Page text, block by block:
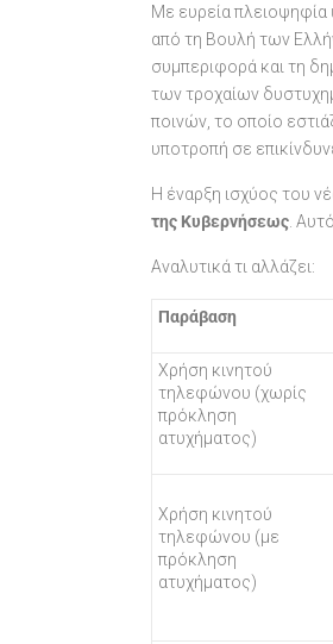
Με ευρεία
από τη Βουλή των
συμπεριφορά και τη
των τροχαίων
ποινών, το οποίο
υποτροπή σε
Η έναρξη ισχύος του
της Κυβερνήσεως .
Αναλυτικά τι αλλάζει:
Παράβαση
Χρήση κινητού
τηλεφώνου (χωρίς
πρόκληση
ατυχήματος)
Χρήση κινητού
τηλεφώνου (με
πρόκληση
ατυχήματος)